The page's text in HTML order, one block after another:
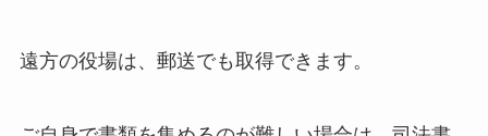
遠方の役場は、郵送でも取得できます。